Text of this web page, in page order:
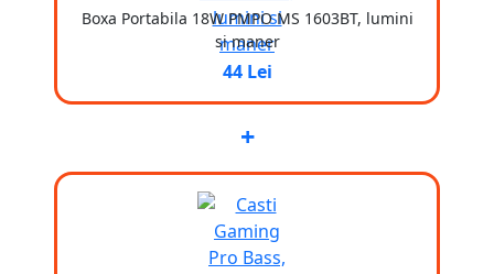
Boxa Portabila 18W PMPO MS 1603BT, lumini
si maner
44 Lei
+